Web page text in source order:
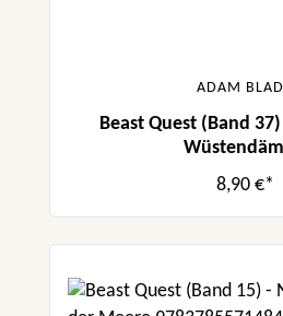
ADAM
Beast Quest (Band
8,90 €*